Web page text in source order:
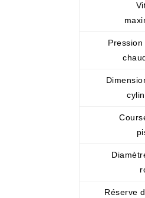
Pression
Réserve